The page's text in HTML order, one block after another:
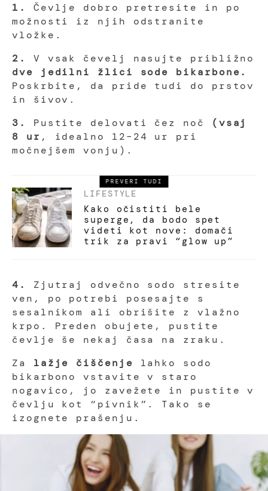
1.
Čevlje dobro pretresite in po
možnosti iz njih odstranite
vložke.
2.
V vsak čevelj nasujte približno
dve jedilni žlici sode bikarbone.
Poskrbite, da pride tudi do prstov
in šivov.
3.
Pustite delovati čez noč
(vsaj
8 ur , idealno 12–24 ur pri
močnejšem vonju).
PREVERI TUDI
LIFESTYLE
Kako očistiti bele
superge, da bodo spet
videti kot nove: domači
trik za pravi “glow up”
4.
Zjutraj odvečno sodo stresite
ven, po potrebi posesajte s
sesalnikom ali obrišite z vlažno
krpo. Preden obujete, pustite
čevlje še nekaj časa na zraku.
Za lažje čiščenje lahko sodo
bikarbono vstavite v staro
nogavico, jo zavežete in pustite v
čevlju kot “pivnik”. Tako se
izognete prašenju.